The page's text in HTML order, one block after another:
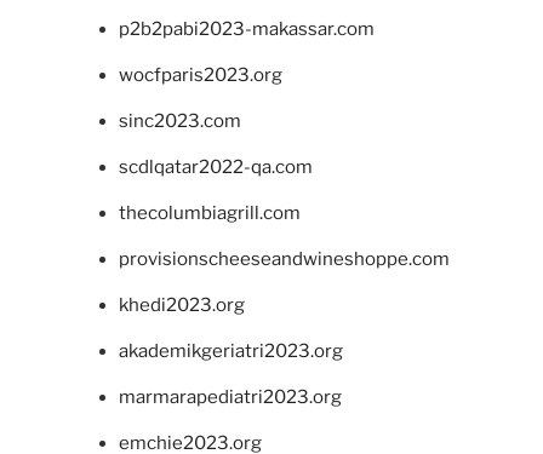
p2b2pabi2023-makassar.com
wocfparis2023.org
sinc2023.com
scdlqatar2022-qa.com
thecolumbiagrill.com
provisionscheeseandwineshoppe.com
khedi2023.org
akademikgeriatri2023.org
marmarapediatri2023.org
emchie2023.org